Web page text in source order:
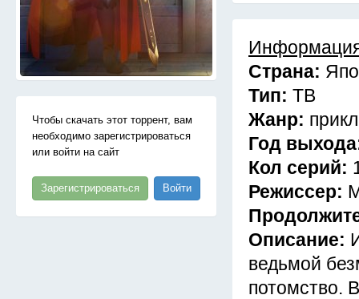
Чтобы скачать этот торрент, вам
необходимо зарегистрироваться
или войти на сайт
Зарегистрироваться Войти
Страна:
Тип: ТВ
Жанр:
Год
Кол серий:
Режиссер:
Описание:
ведьмой
потомство.